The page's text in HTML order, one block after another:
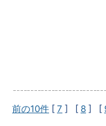
前の10件 [ 7 ] [ 8 ] [